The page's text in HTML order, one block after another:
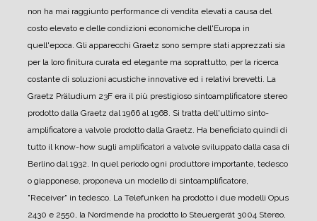
non ha mai raggiunto performance di vendita elevati a causa del
costo elevato e delle condizioni economiche dell'Europa in
quell'epoca. Gli apparecchi Graetz sono sempre stati apprezzati sia
per la loro finitura curata ed elegante ma soprattutto, per la ricerca
costante di soluzioni acustiche innovative ed i relativi brevetti. La
Graetz Präludium 23F era il più prestigioso sintoamplificatore stereo
prodotto dalla Graetz dal 1966 al 1968. Si tratta dell'ultimo sinto-
amplificatore a valvole prodotto dalla Graetz. Ha beneficiato quindi di
tutto il know-how sugli amplificatori a valvole sviluppato dalla casa di
Berlino dal 1932. In quel periodo ogni produttore importante, tedesco
o giapponese, proponeva un modello di sintoamplificatore,
"Receiver" in tedesco. La Telefunken ha prodotto i due modelli Opus
2430 e 2550, la Nordmende ha prodotto lo Steuergerät 3004 Stereo,